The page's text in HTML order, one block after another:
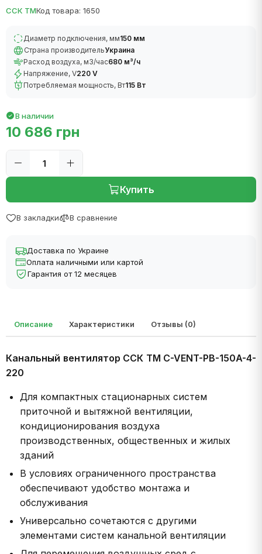
ССК ТМКод товара: 1650
Диаметр подключения, мм150 мм
Страна производительУкраина
Расход воздуха, м3/час680 м³/ч
Напряжение, V220 V
Потребляемая мощность, Вт115 Вт
В наличии
10 686 грн
Купить
В закладки В сравнение
Доставка по Украине
Оплата наличными или картой
Гарантия от 12 месяцев
Описание Характеристики Отзывы (0)
Канальный вентилятор ССК ТМ C-VENT-PB-150A-4-
220
Для компактных стационарных систем
приточной и вытяжной вентиляции,
кондиционирования воздуха
производственных, общественных и жилых
зданий
В условиях ограниченного пространства
обеспечивают удобство монтажа и
обслуживания
Универсально сочетаются с другими
элементами систем канальной вентиляции